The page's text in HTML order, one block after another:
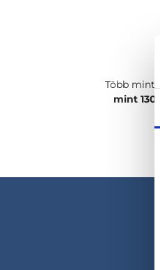
Több mint
mint 130